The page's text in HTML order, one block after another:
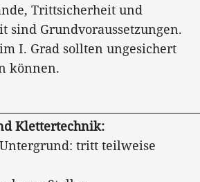
Trittsicherheit und
sind Grundvoraussetzungen.
I. Grad sollten ungesichert
können.
Klettertechnik:
tritt teilweise